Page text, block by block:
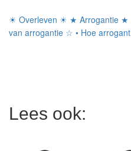
☀ Overleven ☀ ★ Arrogantie ★
van arrogantie ☆ • Hoe arrogant
Lees ook: